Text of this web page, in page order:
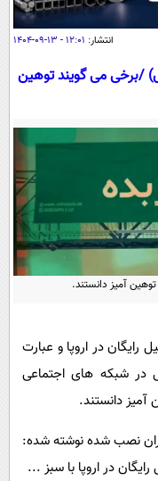
انتشار: ۱۲:۰۱ - ۱۳-۰۹-۱۴۰۴
/برخی می گویند توهین
آمیز دانستند.
در اروپا و عبارت
در شبکه های اجتماعی
آمیز دانستند.
نصب شده نوشته شده:
در اروپا با سبز ...